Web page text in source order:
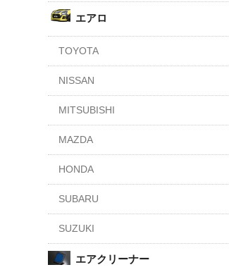
エアロ
TOYOTA
NISSAN
MITSUBISHI
MAZDA
HONDA
SUBARU
SUZUKI
エアクリーナー